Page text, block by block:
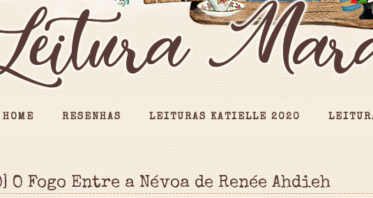
HOME RESENHAS LEITURAS KATIELLE 2020
O Fogo Entre a Névoa de Renée Ahdieh